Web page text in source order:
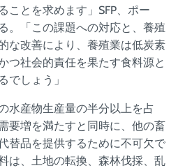
ことを求めます」SFP、ポー
。「この課題への対応と、養殖
な改善により、養殖業は低炭素
つ社会的責任を果たす食料源と
でしょう」
水産物生産量の半分以上を占
要増を満たすと同時に、他の畜
替品を提供するために不可欠で
は、土地の転換、森林伐採、乱